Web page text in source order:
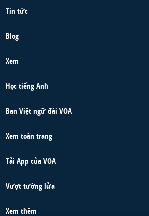
Tin tức
Blog
Xem
Học tiếng Anh
Ban Việt ngữ đài VOA
Xem toàn trang
Tải App của VOA
Vượt tường lửa
Xem thêm